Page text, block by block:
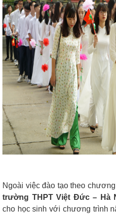
Ngoài việc đào tạo theo
trường THPT Việt Đức – Hà
cho học sinh với chương trình